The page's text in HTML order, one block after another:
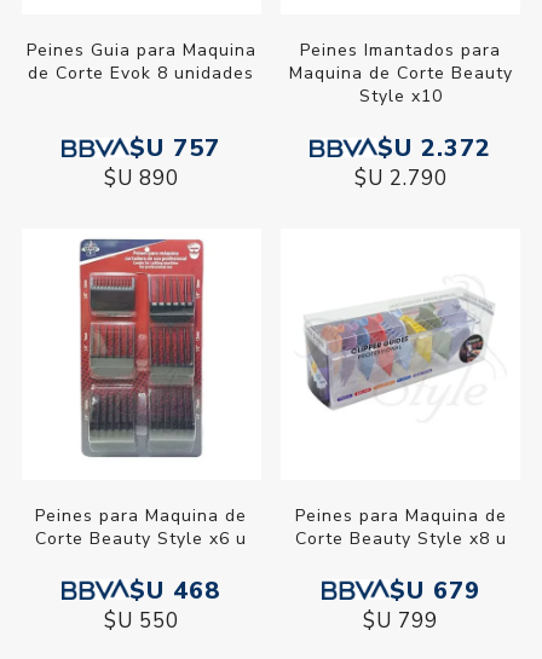
Peines Guia para Maquina
de Corte Evok 8 unidades
$U 757
$U 890
Peines Imantados para
Maquina de Corte Beauty
Style x10
$U 2.372
$U 2.790
Peines para Maquina de
Corte Beauty Style x6 u
$U 468
$U 550
Peines para Maquina de
Corte Beauty Style x8 u
$U 679
$U 799